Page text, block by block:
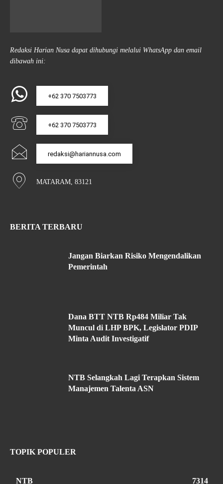
Redaksi Harian Nusa dapat dihubungi melalui WhatsApp dan email
dibawah ini:
+62 370 7503773
+62 370 7503773
redaksi@hariannusa.com
MATARAM, 83121
BERITA TERBARU
Jangan Biarkan Risiko Mengendalikan
Pemerintah
Dana BTT NTB Rp484 Miliar Tak
Muncul di LHP BPK, Legislator PDIP
Minta Audit Investigatif
NTB Selangkah Lagi Terapkan Sistem
Manajemen Talenta ASN
TOPIK POPULER
NTB 7314